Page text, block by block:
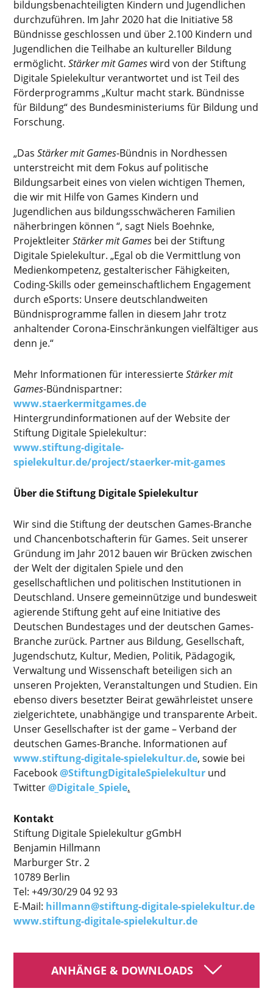
bildungsbenachteiligten Kindern und Jugendlichen
durchzuführen. Im Jahr 2020 hat die Initiative 58
Bündnisse geschlossen und über 2.100 Kindern und
Jugendlichen die Teilhabe an kultureller Bildung
ermöglicht.Stärker mit Gameswird von der Stiftung
Digitale Spielekultur verantwortet und ist Teil des
Förderprogramms „Kultur macht stark. Bündnisse
für Bildung“ des Bundesministeriums für Bildung und
Forschung.
„DasStärker mit Games-Bündnis in Nordhessen
unterstreicht mit dem Fokus auf politische
Bildungsarbeit eines von vielen wichtigen Themen,
die wir mit Hilfe von Games Kindern und
Jugendlichen aus bildungsschwächeren Familien
näherbringen können “, sagt Niels Boehnke,
ProjektleiterStärker mit Games bei der Stiftung
Digitale Spielekultur. „Egal ob die Vermittlung von
Medienkompetenz, gestalterischer Fähigkeiten,
Coding-Skills oder gemeinschaftlichem Engagement
durch eSports: Unsere deutschlandweiten
Bündnisprogramme fallen in diesem Jahr trotz
anhaltender Corona-Einschränkungen vielfältiger aus
denn je.“
Mehr Informationen für interessierteStärker mit
Games-Bündnispartner:
www.staerkermitgames.de
Hintergrundinformationen auf der Website der
Stiftung Digitale Spielekultur:
www.stiftung-digitale-
spielekultur.de/project/staerker-mit-games
Über die Stiftung Digitale Spielekultur
Wir sind die Stiftung der deutschen Games-Branche
und Chancenbotschafterin für Games. Seit unserer
Gründung im Jahr 2012 bauen wir Brücken zwischen
der Welt der digitalen Spiele und den
gesellschaftlichen und politischen Institutionen in
Deutschland. Unsere gemeinnützige und bundesweit
agierende Stiftung geht auf eine Initiative des
Deutschen Bundestages und der deutschen Games-
Branche zurück. Partner aus Bildung, Gesellschaft,
Jugendschutz, Kultur, Medien, Politik, Pädagogik,
Verwaltung und Wissenschaft beteiligen sich an
unseren Projekten, Veranstaltungen und Studien. Ein
ebenso divers besetzter Beirat gewährleistet unsere
zielgerichtete, unabhängige und transparente Arbeit.
Unser Gesellschafter ist der game – Verband der
deutschen Games-Branche. Informationen auf
www.stiftung-digitale-spielekultur.de, sowie bei
Facebook@StiftungDigitaleSpielekultur und
Twitter@Digitale_Spiele.
Kontakt
Stiftung Digitale Spielekultur gGmbH
Benjamin Hillmann
Marburger Str. 2
10789 Berlin
Tel: +49/30/29 04 92 93
E-Mail: hillmann@stiftung-digitale-spielekultur.de
www.stiftung-digitale-spielekultur.de
ANHÄNGE & DOWNLOADS